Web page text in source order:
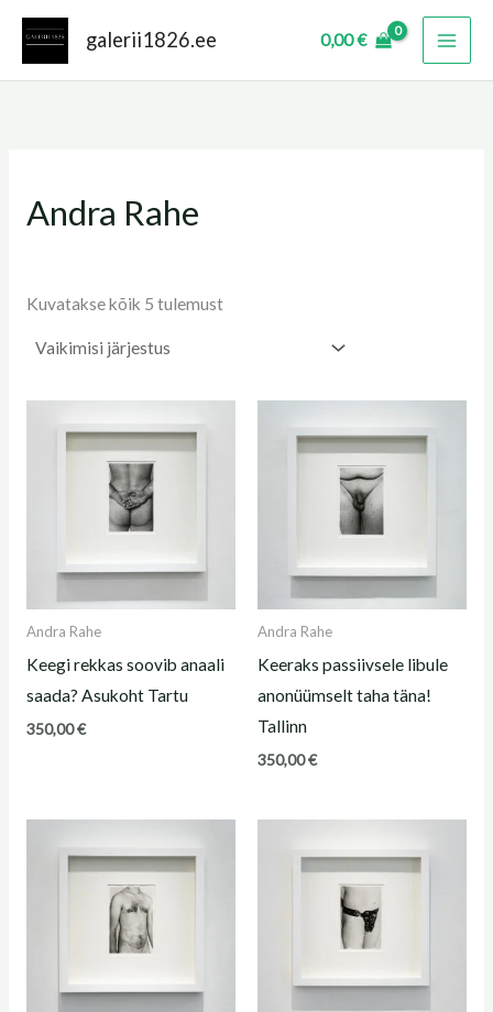
Skip
content
galerii1826.ee 0,00€
Andra Rahe
Kuvatakse kõik 5 tulemust
Andra Rahe
Keegi rekkas soovib anaali
saada? Asukoht Tartu
350,00€
Andra Rahe
Keeraks passiivsele libule
anonüümselt taha täna!
Tallinn
350,00€